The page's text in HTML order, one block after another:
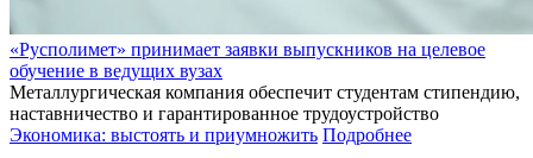
«Русполимет» принимает заявки выпускников на целевое
обучение в ведущих вузах
Металлургическая компания обеспечит студентам стипендию,
наставничество и гарантированное трудоустройство
Экономика: выстоять и приумножить Подробнее